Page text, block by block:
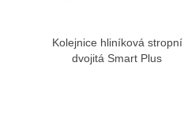
View more
Kolejnice hliníková stropní
dvojitá Smart Plus